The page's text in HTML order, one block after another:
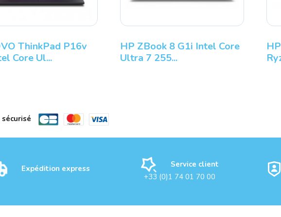
HP ZBook Ultra G1a AMD
Ryzen AI Max P...
LENOVO ThinkPad P16s
G4 Intel Core Ul...
Expédition express
Service client
+33 (0)1 74 01 70 00